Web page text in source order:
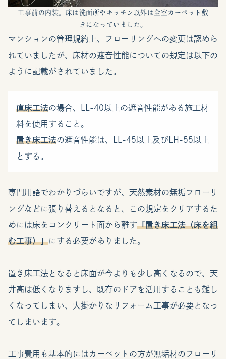
工事前の内装。床は洗面所やキッチン以外は全室カーペット敷
きになっていました。
マンションの管理規約上、フローリングへの変更は認めら
れていましたが、床材の遮音性能についての規定は以下の
ように記載がされていました。
直床工法の場合、LL-40以上の遮音性能がある施工材
料を使用すること。
置き床工法の遮音性能は、LL-45以上及びLH-55以上
とする。
専門用語でわかりづらいですが、天然素材の無垢フローリ
ングなどに張り替えるとなると、この規定をクリアするた
めには床をコンクリート面から離す「置き床工法（床を組
む工事）」にする必要がありました。
置き床工法となると床面が今よりも少し高くなるので、天
井高は低くなりますし、既存のドアを活用することも難し
くなってしまい、大掛かりなリフォーム工事が必要となっ
てしまいます。
工事費用も基本的にはカーペットの方が無垢材のフローリ